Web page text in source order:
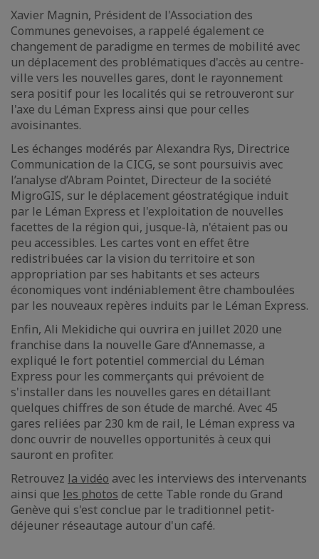
Xavier Magnin, Président de l'Association des
Communes genevoises, a rappelé également ce
changement de paradigme en termes de mobilité avec
un déplacement des problématiques d'accès au centre-
ville vers les nouvelles gares, dont le rayonnement
sera positif pour les localités qui se retrouveront sur
l'axe du Léman Express ainsi que pour celles
avoisinantes.
Les échanges modérés par Alexandra Rys, Directrice
Communication de la CICG, se sont poursuivis avec
l’analyse d’Abram Pointet, Directeur de la société
MigroGIS, sur le déplacement géostratégique induit
par le Léman Express et l'exploitation de nouvelles
facettes de la région qui, jusque-là, n'étaient pas ou
peu accessibles. Les cartes vont en effet être
redistribuées car la vision du territoire et son
appropriation par ses habitants et ses acteurs
économiques vont indéniablement être chamboulées
par les nouveaux repères induits par le Léman Express.
Enfin, Ali Mekidiche qui ouvrira en juillet 2020 une
franchise dans la nouvelle Gare d’Annemasse, a
expliqué le fort potentiel commercial du Léman
Express pour les commerçants qui prévoient de
s'installer dans les nouvelles gares en détaillant
quelques chiffres de son étude de marché. Avec 45
gares reliées par 230 km de rail, le Léman express va
donc ouvrir de nouvelles opportunités à ceux qui
sauront en profiter.
Retrouvez la vidéo avec les interviews des intervenants
ainsi que les photos de cette Table ronde du Grand
Genève qui s'est conclue par le traditionnel petit-
déjeuner réseautage autour d'un café.